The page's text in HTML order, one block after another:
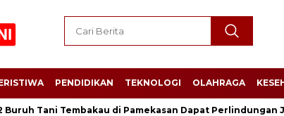
PENDIDIKAN TEKNOLOGI OLAHRAGA
di Pamekasan Dapat Perlindungan Jamsostek,